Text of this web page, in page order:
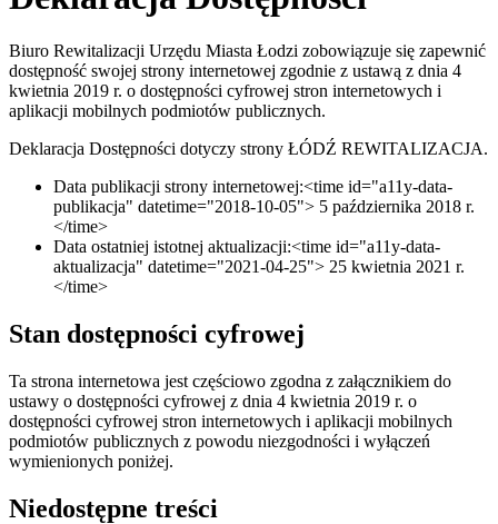
Biuro Rewitalizacji Urzędu Miasta Łodzi zobowiązuje się zapewnić
dostępność swojej strony internetowej zgodnie z ustawą z dnia 4
kwietnia 2019 r. o dostępności cyfrowej stron internetowych i
aplikacji mobilnych podmiotów publicznych.
Deklaracja Dostępności dotyczy strony ŁÓDŹ REWITALIZACJA.
Data publikacji strony internetowej:<time id="a11y-data-
publikacja" datetime="2018-10-05"> 5 października 2018 r.
</time>
Data ostatniej istotnej aktualizacji:<time id="a11y-data-
aktualizacja" datetime="2021-04-25"> 25 kwietnia 2021 r.
</time>
Stan dostępności cyfrowej
Ta strona internetowa jest częściowo zgodna z załącznikiem do
ustawy o dostępności cyfrowej z dnia 4 kwietnia 2019 r. o
dostępności cyfrowej stron internetowych i aplikacji mobilnych
podmiotów publicznych z powodu niezgodności i wyłączeń
wymienionych poniżej.
Niedostępne treści